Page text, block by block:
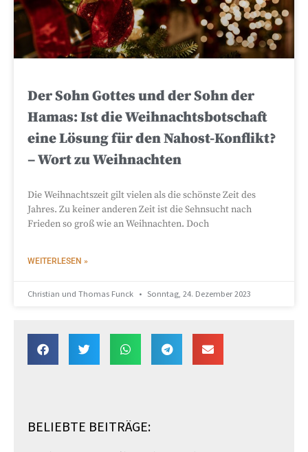
Der Sohn Gottes und der Sohn der
Hamas: Ist die Weihnachtsbotschaft
eine Lösung für den Nahost-Konflikt?
– Wort zu Weihnachten
Die Weihnachtszeit gilt vielen als die schönste Zeit des
Jahres. Zu keiner anderen Zeit ist die Sehnsucht nach
Frieden so groß wie an Weihnachten. Doch
WEITERLESEN »
Christian und Thomas Funck Sonntag, 24. Dezember 2023
BELIEBTE BEITRÄGE: